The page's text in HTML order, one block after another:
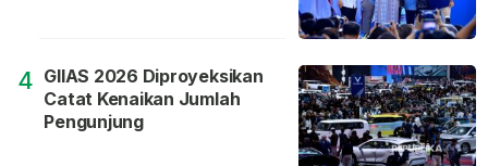
4 GIIAS 2026 Diproyeksikan
Catat Kenaikan Jumlah
Pengunjung